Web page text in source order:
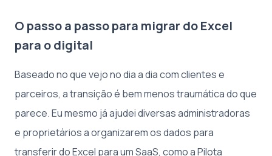
O passo a passo para migrar do Excel
para o digital
Baseado no que vejo no dia a dia com clientes e
parceiros, a transição é bem menos traumática do que
parece. Eu mesmo já ajudei diversas administradoras
e proprietários a organizarem os dados para
transferir do Excel para um SaaS, como a Pilota